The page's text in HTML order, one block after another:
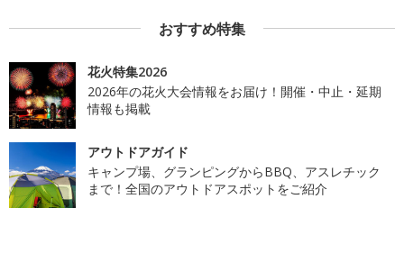
おすすめ特集
花火特集2026
2026年の花火大会情報をお届け！開催・中止・延期
情報も掲載
アウトドアガイド
キャンプ場、グランピングからBBQ、アスレチック
まで！全国のアウトドアスポットをご紹介